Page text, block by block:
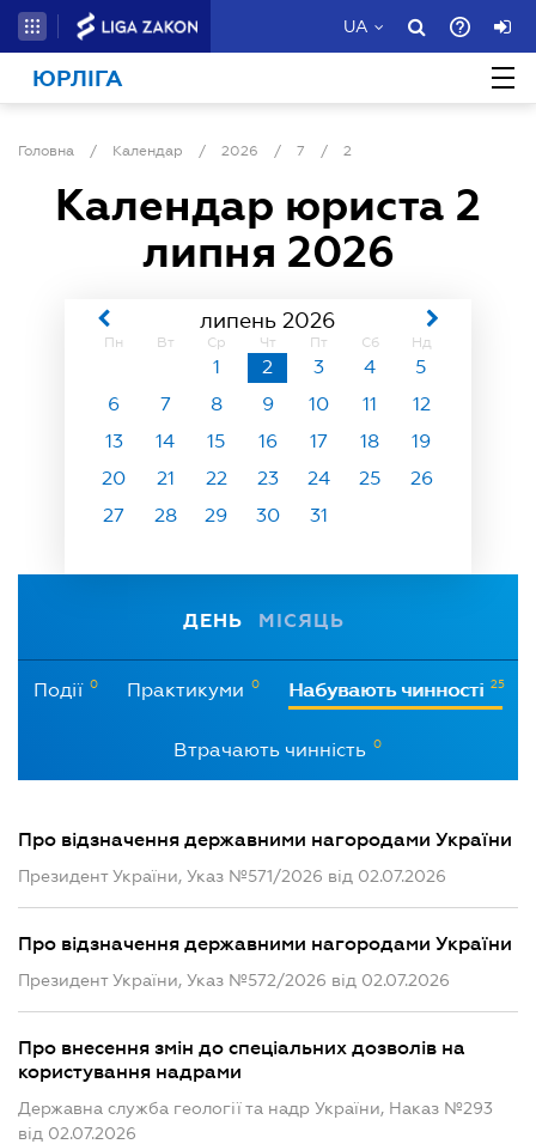
UA
ЮРЛІГА
Головна / Календар / 2026 / 7 / 2
Календар юриста 2
липня 2026
липень 2026
Пн Вт Ср Чт Пт Сб Нд
1 2 3 4
5
6
7 8 9 10 11
12
13
14 15 16 17 18
19
20
21 22 23 24 25
26
27
28 29 30 31
ДЕНЬ МІСЯЦЬ
Події 0 Практикуми 0 Набувають чинності 25
Втрачають чинність 0
Про відзначення державними нагородами України
Президент України, Указ №571/2026 від 02.07.2026
Про відзначення державними нагородами України
Президент України, Указ №572/2026 від 02.07.2026
Про внесення змін до спеціальних дозволів на
користування надрами
Державна служба геології та надр України, Наказ №293
від 02.07.2026